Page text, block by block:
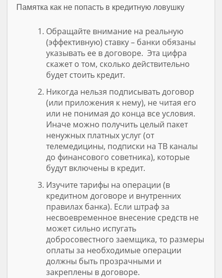
Памятка как не попасть в кредитную ловушку
Обращайте внимание на реальную
(эффективную) ставку – банки обязаны
указывать ее в договоре. Эта цифра
скажет о том, сколько действительно
будет стоить кредит.
Никогда нельзя подписывать договор
(или приложения к нему), не читая его
или не понимая до конца все условия.
Иначе можно получить целый пакет
ненужных платных услуг (от
телемедицины, подписки на ТВ каналы
до финансового советника), которые
будут включены в кредит.
Изучите тарифы на операции (в
кредитном договоре и внутренних
правилах банка). Если штраф за
несвоевременное внесение средств не
может сильно испугать
добросовестного заемщика, то размеры
оплаты за необходимые операции
должны быть прозрачными и
закреплены в договоре.